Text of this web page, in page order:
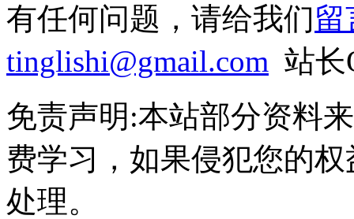
有任何问题，请给我们留
tinglishi@gmail.com 站长
免责声明:本站部分资料
费学习，如果侵犯您的
处理。